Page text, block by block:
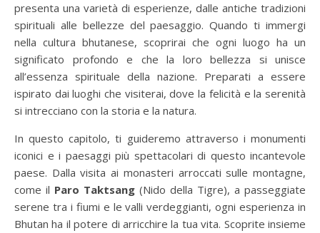
presenta una varietà di esperienze, dalle antiche tradizioni
spirituali alle bellezze del paesaggio. Quando ti immergi
nella cultura bhutanese, scoprirai che ogni luogo ha un
significato profondo e che la loro bellezza si unisce
all’essenza spirituale della nazione. Preparati a essere
ispirato dai luoghi che visiterai, dove la felicità e la serenità
si intrecciano con la storia e la natura.
In questo capitolo, ti guideremo attraverso i monumenti
iconici e i paesaggi più spettacolari di questo incantevole
paese. Dalla visita ai monasteri arroccati sulle montagne,
come il Paro Taktsang (Nido della Tigre), a passeggiate
serene tra i fiumi e le valli verdeggianti, ogni esperienza in
Bhutan ha il potere di arricchire la tua vita. Scoprite insieme